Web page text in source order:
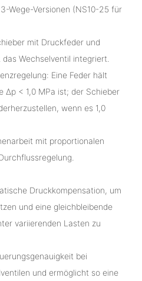
Wege-Versionen (NS10-25 für
mit Druckfeder und
Wechselventil integriert.
Eine Feder hält
Δp < 1,0 MPa ist; der Schieber
wenn es 1,0
mit proportionalen
Druckkompensation, um
und eine gleichbleibende
variierenden Lasten zu
bei
und ermöglicht so eine